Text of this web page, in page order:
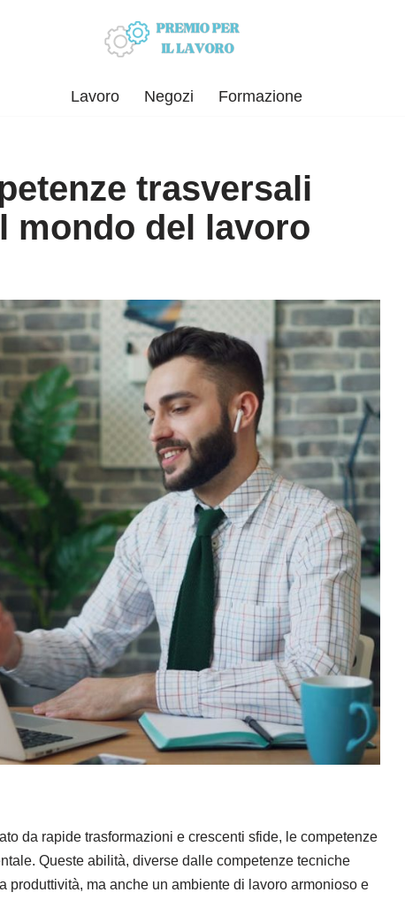
Lavoro Negozi Formazione
trasversali
mondo del lavoro
da rapide trasformazioni e crescenti sfide, le competenze
Queste abilità, diverse dalle competenze tecniche
ma anche un ambiente di lavoro armonioso e